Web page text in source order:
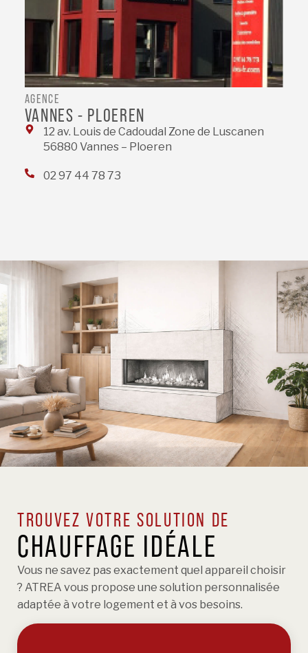
AGENCE
VANNES - PLOEREN
12 av. Louis de Cadoudal Zone de Luscanen
56880 Vannes – Ploeren
02 97 44 78 73
TROUVEZ VOTRE SOLUTION DE
CHAUFFAGE IDÉALE
Vous ne savez pas exactement quel appareil choisir
? ATREA vous propose une solution personnalisée
adaptée à votre logement et à vos besoins.